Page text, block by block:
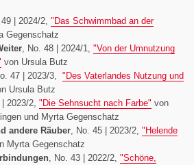
49 | 2024/2, "Das Schwimmbad an der
Gegenschatz
, No. 48 | 2024/1, "Von der Umnutzung
von Ursula Butz
47 | 2023/3, "Des Vaterlandes Nutzung und
Ursula Butz
| 2023/2, "Die Sehnsucht nach Farbe" von
und Myrta Gegenschatz
andere Räuber , No. 45 | 2023/2, "Helende
Myrta Gegenschatz
, No. 43 | 2022/2, "Schöne,